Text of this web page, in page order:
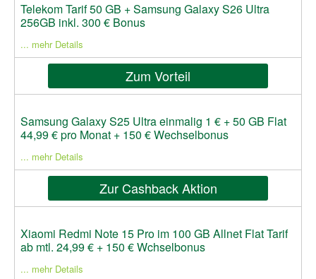
Telekom Tarif 50 GB + Samsung Galaxy S26 Ultra
256GB inkl. 300 € Bonus
... mehr Details
Zum Vorteil
Samsung Galaxy S25 Ultra einmalig 1 € + 50 GB Flat
44,99 € pro Monat + 150 € Wechselbonus
... mehr Details
Zur Cashback Aktion
Xiaomi Redmi Note 15 Pro im 100 GB Allnet Flat Tarif
ab mtl. 24,99 € + 150 € Wchselbonus
... mehr Details